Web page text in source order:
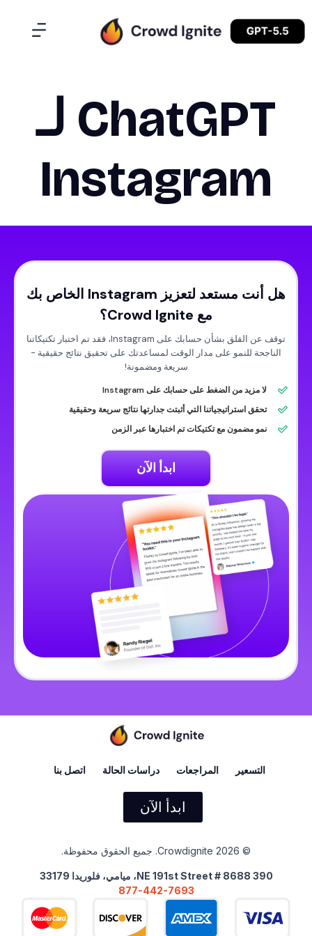
ChatGPT لـ
Instagram
هل أنت مستعد لتعزيز Instagram الخاص بك
مع Crowd Ignite؟
توقف عن القلق بشأن حسابك على Instagram، فقد تم اختبار تكتيكاتنا
الناجحة للنمو على مدار الوقت لمساعدتك على تحقيق نتائج حقيقية -
سريعة ومضمونة!
لا مزيد من الضغط على حسابك على Instagram
تحقق استراتيجياتنا التي أثبتت جدارتها نتائج سريعة وحقيقية
نمو مضمون مع تكتيكات تم اختبارها عبر الزمن
ابدأ الآن
التسعير المراجعات دراسات الحالة اتصل بنا
ابدأ الآن
© 2026 Crowdignite. جميع الحقوق محفوظة.
390 NE 191st Street # 8688، ميامي، فلوريدا 33179
877-442-7693